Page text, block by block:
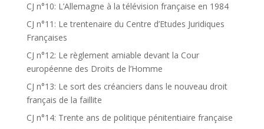
CJ n°10: L’Allemagne à la télévision française en 1984
CJ n°11: Le trentenaire du Centre d’Etudes Juridiques
Françaises
CJ n°12: Le règlement amiable devant la Cour
européenne des Droits de l’Homme
CJ n°13: Le sort des créanciers dans le nouveau droit
français de la faillite
CJ n°14: Trente ans de politique pénitentiaire française